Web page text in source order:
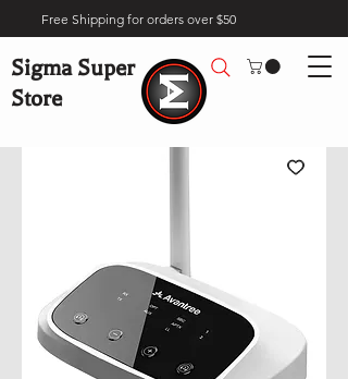
Free Shipping for orders over $50
Sigma Super
Store